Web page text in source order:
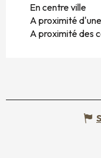
En centre ville
A proximité
A proximité des